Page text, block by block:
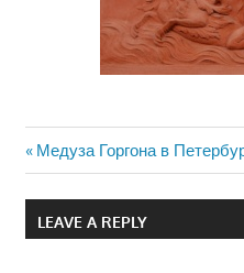
Навигация
по
Previous
Post:
Медуза Горгона в
LEAVE A REPLY